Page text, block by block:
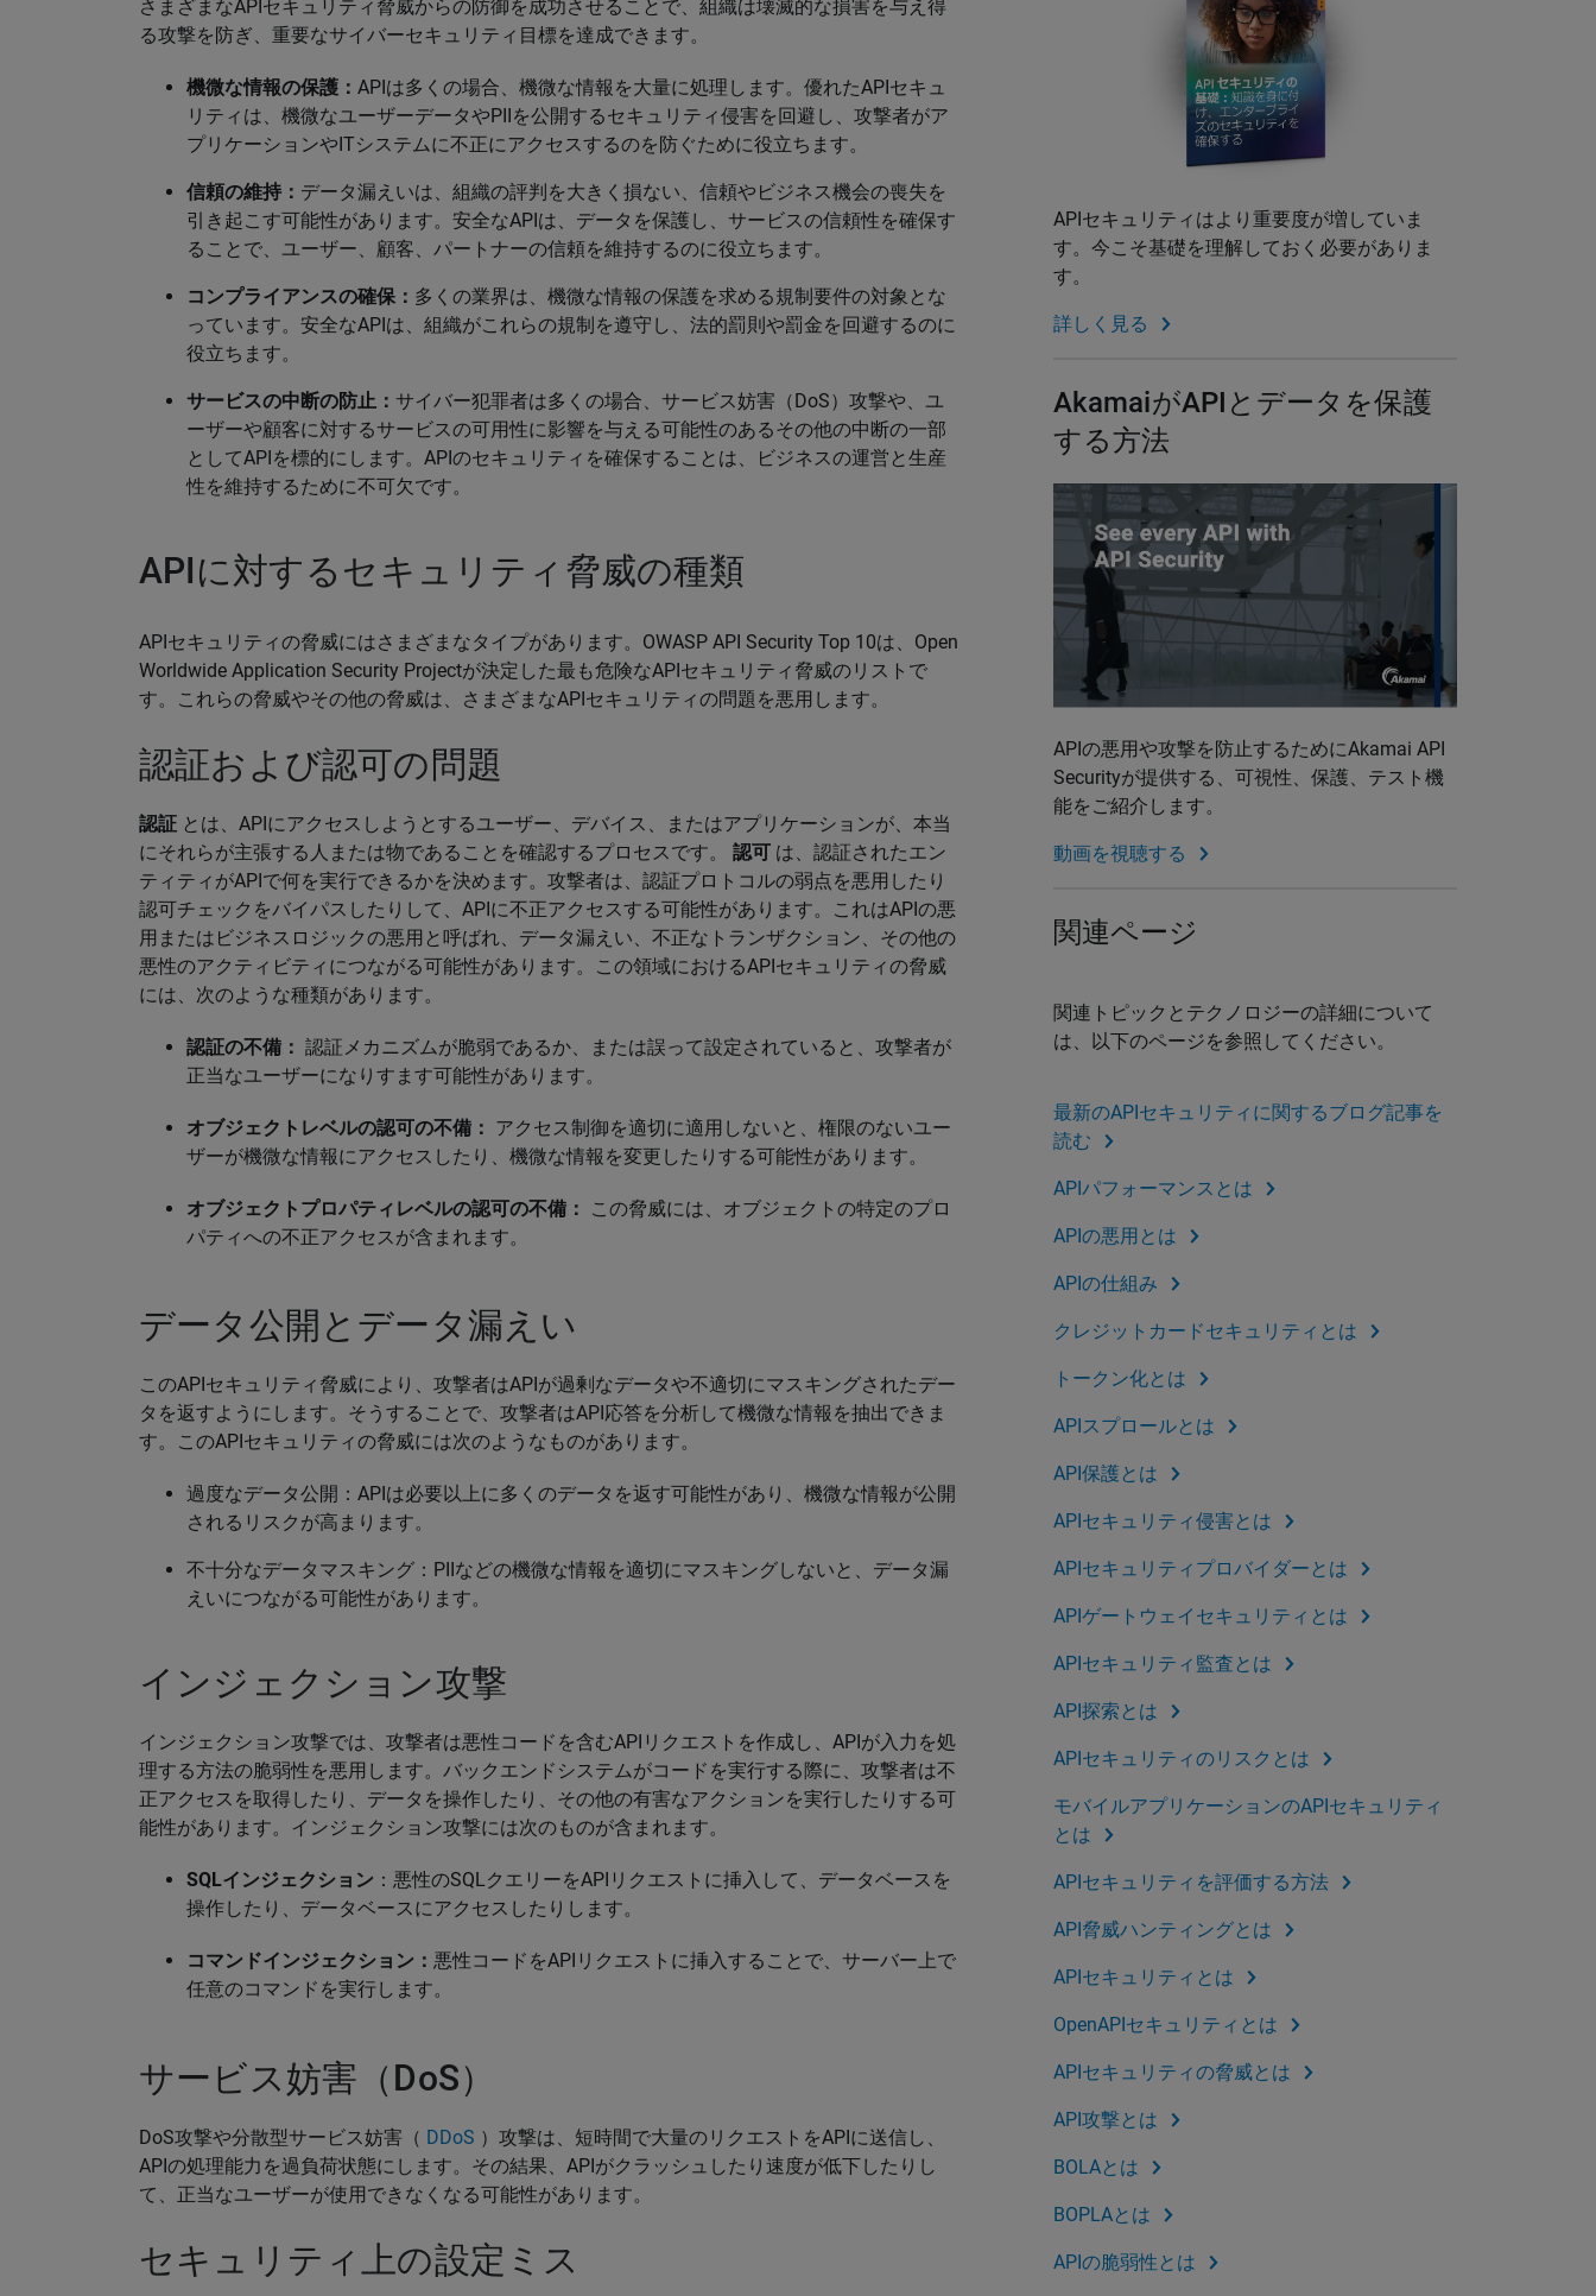
さまざまなAPIセキュリティ脅威からの防御を成功させることで、組織は壊滅的な損害を与え得
る攻撃を防ぎ、重要なサイバーセキュリティ目標を達成できます。
機微な情報の保護： APIは多くの場合、機微な情報を大量に処理します。優れたAPIセキュ
リティは、機微なユーザーデータやPIIを公開するセキュリティ侵害を回避し、攻撃者がア
プリケーションやITシステムに不正にアクセスするのを防ぐために役立ちます。
信頼の維持： データ漏えいは、組織の評判を大きく損ない、信頼やビジネス機会の喪失を
引き起こす可能性があります。安全なAPIは、データを保護し、サービスの信頼性を確保す
ることで、ユーザー、顧客、パートナーの信頼を維持するのに役立ちます。
コンプライアンスの確保： 多くの業界は、機微な情報の保護を求める規制要件の対象とな
っています。安全なAPIは、組織がこれらの規制を遵守し、法的罰則や罰金を回避するのに
役立ちます。
サービスの中断の防止： サイバー犯罪者は多くの場合、サービス妨害（DoS）攻撃や、ユ
ーザーや顧客に対するサービスの可用性に影響を与える可能性のあるその他の中断の一部
としてAPIを標的にします。APIのセキュリティを確保することは、ビジネスの運営と生産
性を維持するために不可欠です。
APIに対するセキュリティ脅威の種類
APIセキュリティの脅威にはさまざまなタイプがあります。OWASP API Security Top 10は、Open
Worldwide Application Security Projectが決定した最も危険なAPIセキュリティ脅威のリストで
す。これらの脅威やその他の脅威は、さまざまなAPIセキュリティの問題を悪用します。
認証および認可の問題
認証 とは、APIにアクセスしようとするユーザー、デバイス、またはアプリケーションが、本当
にそれらが主張する人または物であることを確認するプロセスです。 認可 は、認証されたエン
ティティがAPIで何を実行できるかを決めます。攻撃者は、認証プロトコルの弱点を悪用したり
認可チェックをバイパスしたりして、APIに不正アクセスする可能性があります。これはAPIの悪
用またはビジネスロジックの悪用と呼ばれ、データ漏えい、不正なトランザクション、その他の
悪性のアクティビティにつながる可能性があります。この領域におけるAPIセキュリティの脅威
には、次のような種類があります。
認証の不備： 認証メカニズムが脆弱であるか、または誤って設定されていると、攻撃者が
正当なユーザーになりすます可能性があります。
オブジェクトレベルの認可の不備： アクセス制御を適切に適用しないと、権限のないユー
ザーが機微な情報にアクセスしたり、機微な情報を変更したりする可能性があります。
オブジェクトプロパティレベルの認可の不備：
この脅威には、オブジェクトの特定のプロ
パティへの不正アクセスが含まれます。
データ公開とデータ漏えい
このAPIセキュリティ脅威により、攻撃者はAPIが過剰なデータや不適切にマスキングされたデー
タを返すようにします。そうすることで、攻撃者はAPI応答を分析して機微な情報を抽出できま
す。このAPIセキュリティの脅威には次のようなものがあります。
過度なデータ公開：APIは必要以上に多くのデータを返す可能性があり、機微な情報が公開
されるリスクが高まります。
不十分なデータマスキング：PIIなどの機微な情報を適切にマスキングしないと、データ漏
えいにつながる可能性があります。
インジェクション攻撃
インジェクション攻撃では、攻撃者は悪性コードを含むAPIリクエストを作成し、APIが入力を処
理する方法の脆弱性を悪用します。バックエンドシステムがコードを実行する際に、攻撃者は不
正アクセスを取得したり、データを操作したり、その他の有害なアクションを実行したりする可
能性があります。インジェクション攻撃には次のものが含まれます。
SQLインジェクション ：悪性のSQLクエリーをAPIリクエストに挿入して、データベースを
操作したり、データベースにアクセスしたりします。
コマンドインジェクション： 悪性コードをAPIリクエストに挿入することで、サーバー上で
任意のコマンドを実行します。
サービス妨害（DoS）
DoS攻撃や分散型サービス妨害（ DDoS ）攻撃は、短時間で大量のリクエストをAPIに送信し、
APIの処理能力を過負荷状態にします。その結果、APIがクラッシュしたり速度が低下したりし
て、正当なユーザーが使用できなくなる可能性があります。
セキュリティ上の設定ミス
APIセキュリティはより重要度が増していま
す。今こそ基礎を理解しておく必要がありま
す。
詳しく見る
AkamaiがAPIとデータを保護
する方法
APIの悪用や攻撃を防止するためにAkamai API
Securityが提供する、可視性、保護、テスト機
能をご紹介します。
動画を視聴する
関連ページ
関連トピックとテクノロジーの詳細について
は、以下のページを参照してください。
最新のAPIセキュリティに関するブログ記事を
読む
APIパフォーマンスとは
APIの悪用とは
APIの仕組み
クレジットカードセキュリティとは
トークン化とは
APIスプロールとは
API保護とは
APIセキュリティ侵害とは
APIセキュリティプロバイダーとは
APIゲートウェイセキュリティとは
APIセキュリティ監査とは
API探索とは
APIセキュリティのリスクとは
モバイルアプリケーションのAPIセキュリティ
とは
APIセキュリティを評価する方法
API脅威ハンティングとは
APIセキュリティとは
OpenAPIセキュリティとは
APIセキュリティの脅威とは
API攻撃とは
BOLAとは
BOPLAとは
APIの脆弱性とは